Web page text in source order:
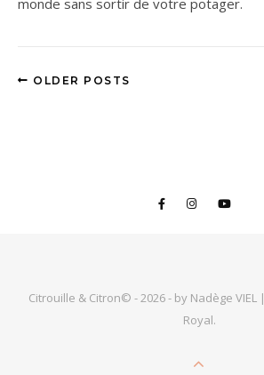
OLDER POSTS
Citrouille & Citron© - 2026 - by Nadège VIEL |
Royal.